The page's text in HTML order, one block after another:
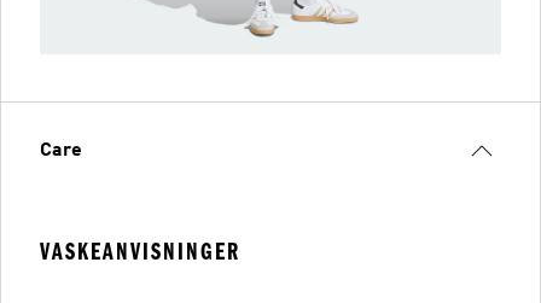
Care
VASKEANVISNINGER